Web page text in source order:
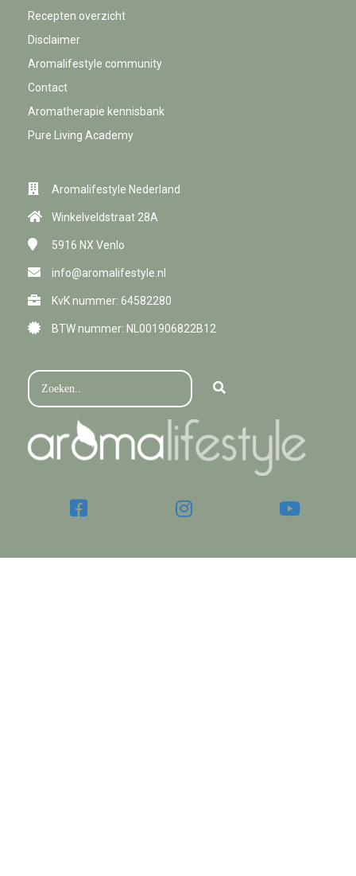
Recepten overzicht
Disclaimer
Aromalifestyle community
Contact
Aromatherapie kennisbank
Pure Living Academy
Aromalifestyle Nederland
Winkelveldstraat 28A
5916 NX Venlo
info@aromalifestyle.nl
KvK nummer: 64582280
BTW nummer: NL001906822B12